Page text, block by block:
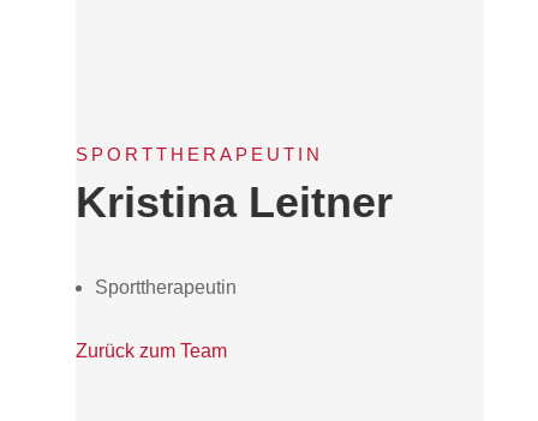
SPORTTHERAPEUTIN
Kristina Leitner
Sporttherapeutin
Zurück zum Team